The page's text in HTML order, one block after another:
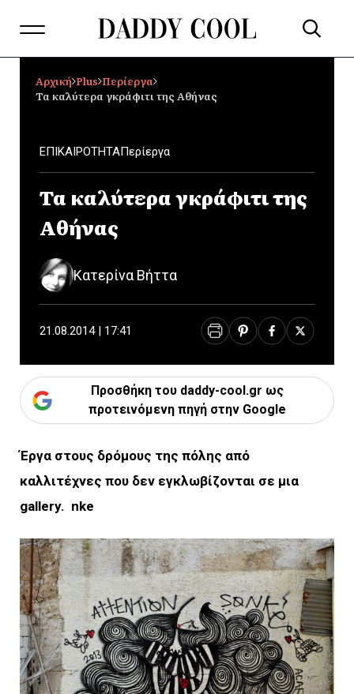
Αρχική Plus Περίεργα
Τα καλύτερα γκράφιτι της Αθήνας
ΕΠΙΚΑΙΡΟΤΗΤΑΠερίεργα
Τα καλύτερα γκράφιτι της
Αθήνας
Κατερίνα Βήττα
21.08.2014 | 17:41
Προσθήκη του daddy-cool.gr ως
προτεινόμενη πηγή στην Google
Έργα στους δρόμους της πόλης από
καλλιτέχνες που δεν εγκλωβίζονται σε μια
gallery. nke